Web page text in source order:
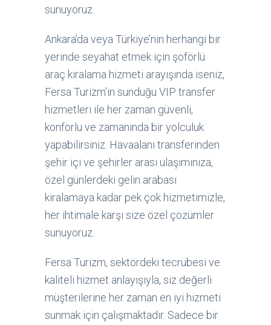
sunuyoruz.
Ankara’da veya Türkiye’nin herhangi bir
yerinde seyahat etmek için şoförlü
araç kiralama hizmeti arayışında iseniz,
Fersa Turizm’in sunduğu VIP transfer
hizmetleri ile her zaman güvenli,
konforlu ve zamanında bir yolculuk
yapabilirsiniz. Havaalanı transferinden
şehir içi ve şehirler arası ulaşımınıza,
özel günlerdeki gelin arabası
kiralamaya kadar pek çok hizmetimizle,
her ihtimale karşı size özel çözümler
sunuyoruz.
Fersa Turizm, sektördeki tecrübesi ve
kaliteli hizmet anlayışıyla, siz değerli
müşterilerine her zaman en iyi hizmeti
sunmak için çalışmaktadır. Sadece bir